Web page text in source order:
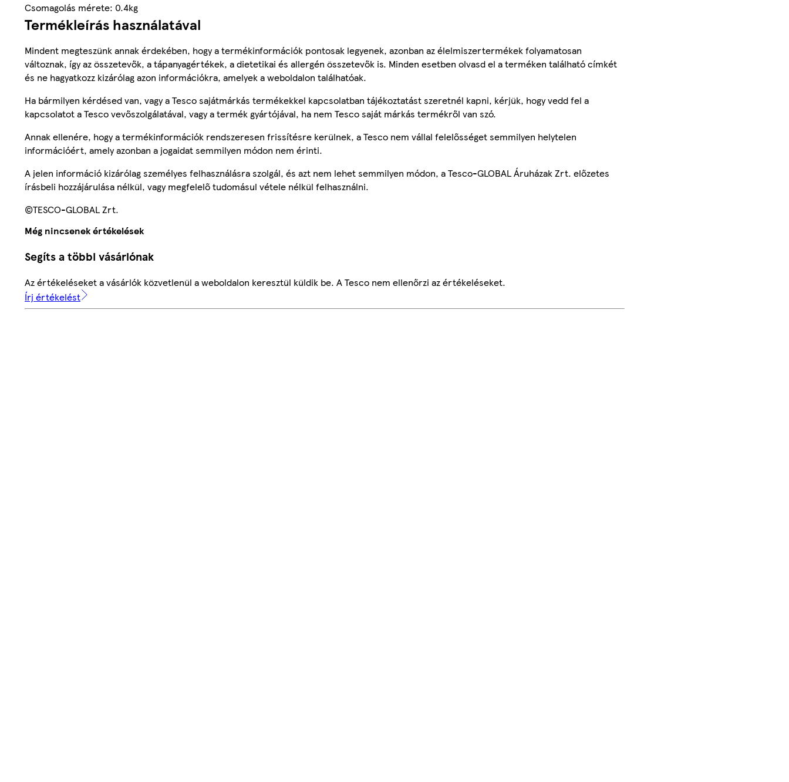
Csomagolás mérete: 0.4kg
Termékleírás használatával
Mindent megteszünk annak érdekében, hogy a termékinformációk pontosak legyenek, azonban az élelmiszertermékek folyamatosan
változnak, így az összetevők, a tápanyagértékek, a dietetikai és allergén összetevők is. Minden esetben olvasd el a terméken található címkét
és ne hagyatkozz kizárólag azon információkra, amelyek a weboldalon találhatóak.
Ha bármilyen kérdésed van, vagy a Tesco sajátmárkás termékekkel kapcsolatban tájékoztatást szeretnél kapni, kérjük, hogy vedd fel a
kapcsolatot a Tesco vevőszolgálatával, vagy a termék gyártójával, ha nem Tesco saját márkás termékről van szó.
Annak ellenére, hogy a termékinformációk rendszeresen frissítésre kerülnek, a Tesco nem vállal felelősséget semmilyen helytelen
információért, amely azonban a jogaidat semmilyen módon nem érinti.
A jelen információ kizárólag személyes felhasználásra szolgál, és azt nem lehet semmilyen módon, a Tesco-GLOBAL Áruházak Zrt. előzetes
írásbeli hozzájárulása nélkül, vagy megfelelő tudomásul vétele nélkül felhasználni.
©TESCO-GLOBAL Zrt.
Még nincsenek értékelések
Segíts a többi vásárlónak
Az értékeléseket a vásárlók közvetlenül a weboldalon keresztül küldik be. A Tesco nem ellenőrzi az értékeléseket.
Írj értékelést